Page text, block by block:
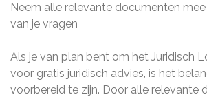
Neem alle relevante documenten
van je vragen
Als je van plan bent om het Juridisch
voor gratis juridisch advies, is het
voorbereid te zijn. Door alle relevante